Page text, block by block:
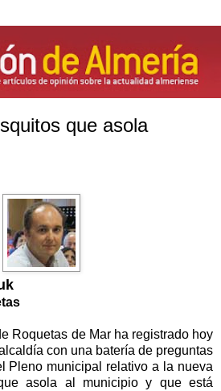
que asola
Roquetas de Mar ha registrado hoy
con una batería de preguntas
Pleno municipal relativo a la nueva
asola al municipio y que está